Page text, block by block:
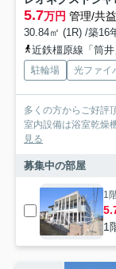
5.7万円 管理/共
30.84㎡ (1R) /築16
近鉄橿原線「筒
駐輪場 光ファイ
多くの方からご好評
室内設備は浴室乾燥
見る
募集中の部屋
1
1